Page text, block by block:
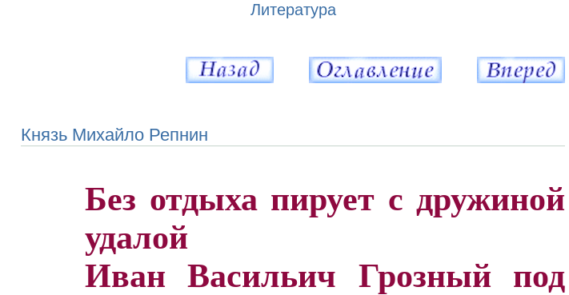
Литература
Князь Михайло Репнин
Без отдыха пирует с дружиной
удалой
Иван Васильич Грозный под